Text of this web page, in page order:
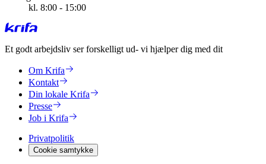
kl. 8:00 - 15:00
Et godt arbejdsliv ser forskelligt ud- vi hjælper dig med dit
Om Krifa
Kontakt
Din lokale Krifa
Presse
Job i Krifa
Privatpolitik
Cookie samtykke